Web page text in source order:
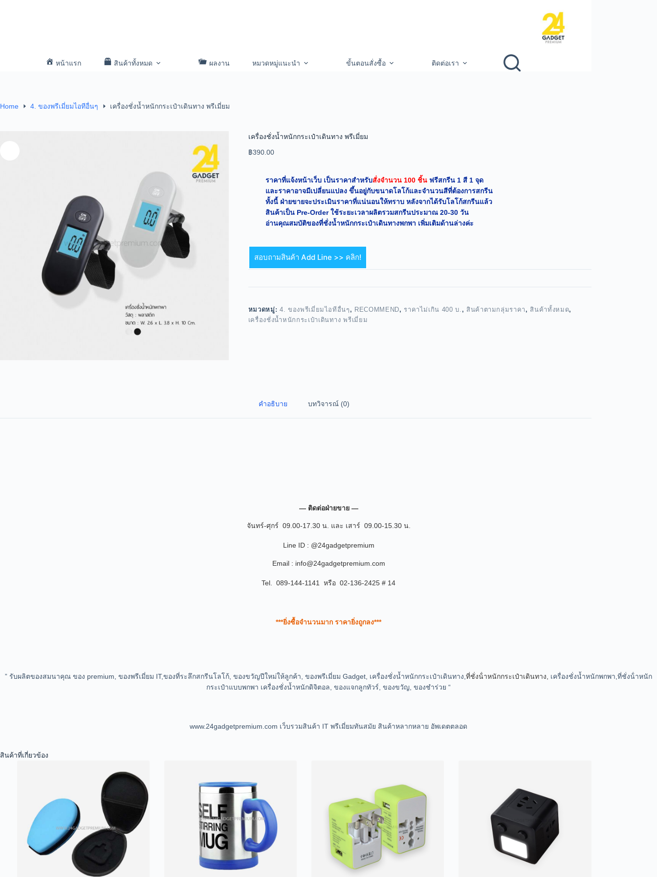
หน้าแรก สินค้าทั้งหมด ผลงาน หมวดหมู่แนะนำ ขั้นตอนสั่งซื้อ ติดต่อเรา
Home 4. ของพรีเมี่ยมไอทีอื่นๆ เครื่องชั่งน้ำหนักกระเป๋าเดินทาง พรีเมี่ยม
เครื่องชั่งน้ำหนักกระเป๋าเดินทาง พรีเมี่ยม
฿390.00
ราคาที่แจ้งหน้าเว็บ เป็นราคาสำหรับสั่งจำนวน 100 ชิ้นฟรีสกรีน 1 สี 1 จุด
และราคาอาจมีเปลี่ยนแปลง ขึ้นอยู่กับขนาดโลโก้และจำนวนสีที่ต้องการสกรีน
ทั้งนี้ ฝ่ายขายจะประเมินราคาที่แน่นอนให้ทราบ หลังจากได้รับโลโก้สกรีนแล้ว
สินค้าเป็น Pre-Order ใช้ระยะเวลาผลิตรวมสกรีนประมาณ 20-30 วัน
อ่านคุณสมบัติของที่ชั่งน้ำหนักกระเป๋าเดินทางพกพา เพิ่มเติมด้านล่างค่ะ
สอบถามสินค้า Add Line >> คลิก!
หมวดหมู่:4. ของพรีเมี่ยมไอทีอื่นๆ , RECOMMEND, ราคาไม่เกิน 400 บ. , สินค้าตามกลุ่มราคา , สินค้าทั้งหมด,
เครื่องชั่งน้ำหนักกระเป๋าเดินทาง พรีเมี่ยม
คำอธิบาย บทวิจารณ์ (0)
— ติดต่อฝ่ายขาย —
จันทร์-ศุกร์ 09.00-17.30 น. และ เสาร์ 09.00-15.30 น.
Line ID : @24gadgetpremium
Email : info@24gadgetpremium.com
Tel. 089-144-1141 หรือ 02-136-2425 # 14
***ยิ่งซื้อจำนวนมาก ราคายิ่งถูกลง***
” รับผลิตของสมนาคุณ ของ premium, ของพรีเมี่ยม IT,ของที่ระลึกสกรีนโลโก้, ของขวัญปีใหม่ให้ลูกค้า, ของพรีเมี่ยม Gadget, เครื่องชั่งน้ำหนักกระเป๋าเดินทาง, ที่ชั่งน้ําหนักกระเป๋าเดินทาง,
เครื่องชั่งน้ำหนักพกพา,ที่ชั่งน้ําหนัก
กระเป๋าแบบพกพา เครื่องชั่งน้ำหนักดิจิตอล, ของแจกลูกทัวร์, ของขวัญ, ของชำร่วย “
www.24gadgetpremium.com เว็บรวมสินค้า IT พรีเมี่ยมทันสมัย สินค้าหลากหลาย อัพเดตตลอด
สินค้าที่เกี่ยวข้อง